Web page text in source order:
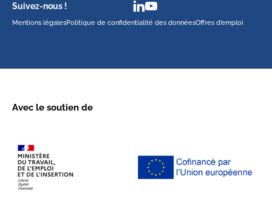
Suivez-nous !
Mentions légalesPolitique de confidentialité des donnéesOffres d’emploi
Avec le soutien de